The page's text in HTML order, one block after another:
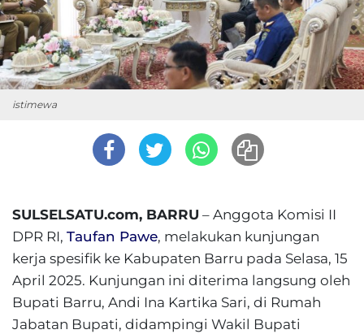
istimewa
SULSELSATU.com, BARRU – Anggota Komisi II
DPR RI, Taufan Pawe, melakukan kunjungan
kerja spesifik ke Kabupaten Barru pada Selasa, 15
April 2025. Kunjungan ini diterima langsung oleh
Bupati Barru, Andi Ina Kartika Sari, di Rumah
Jabatan Bupati, didampingi Wakil Bupati